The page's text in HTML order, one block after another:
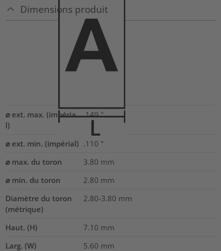
Dimensions produit
⌀ ext. max. (impéria
l)
.149 "
⌀ ext. min. (impérial) .110 "
⌀ max. du toron
3.80 mm
⌀ min. du toron
2.80 mm
Diamètre du toron
(métrique)
2.80-3.80 mm
Haut. (H) 7.10 mm
Larg. (W)
5.60 mm